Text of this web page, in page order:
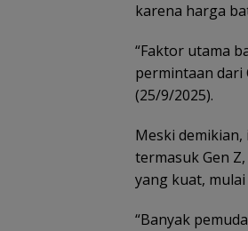
karena harga
“Faktor utama
permintaan dari
(25/9/2025).
Meski
termasuk Gen
yang kuat,
“Banyak